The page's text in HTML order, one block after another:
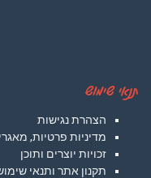
תנאי שימוש
הצהרת נגישות
מדיניות פרטיות,
זכויות יוצרים ותוכן
תקנון אתר ותנאי